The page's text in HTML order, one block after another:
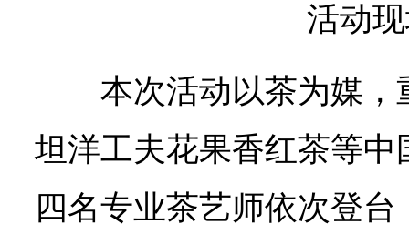
活动
本次活动以茶为媒
坦洋工夫花果香红茶等
四名专业茶艺师依次登